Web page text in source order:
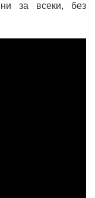
за всеки, без